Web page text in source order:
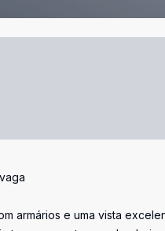
armários e uma vista